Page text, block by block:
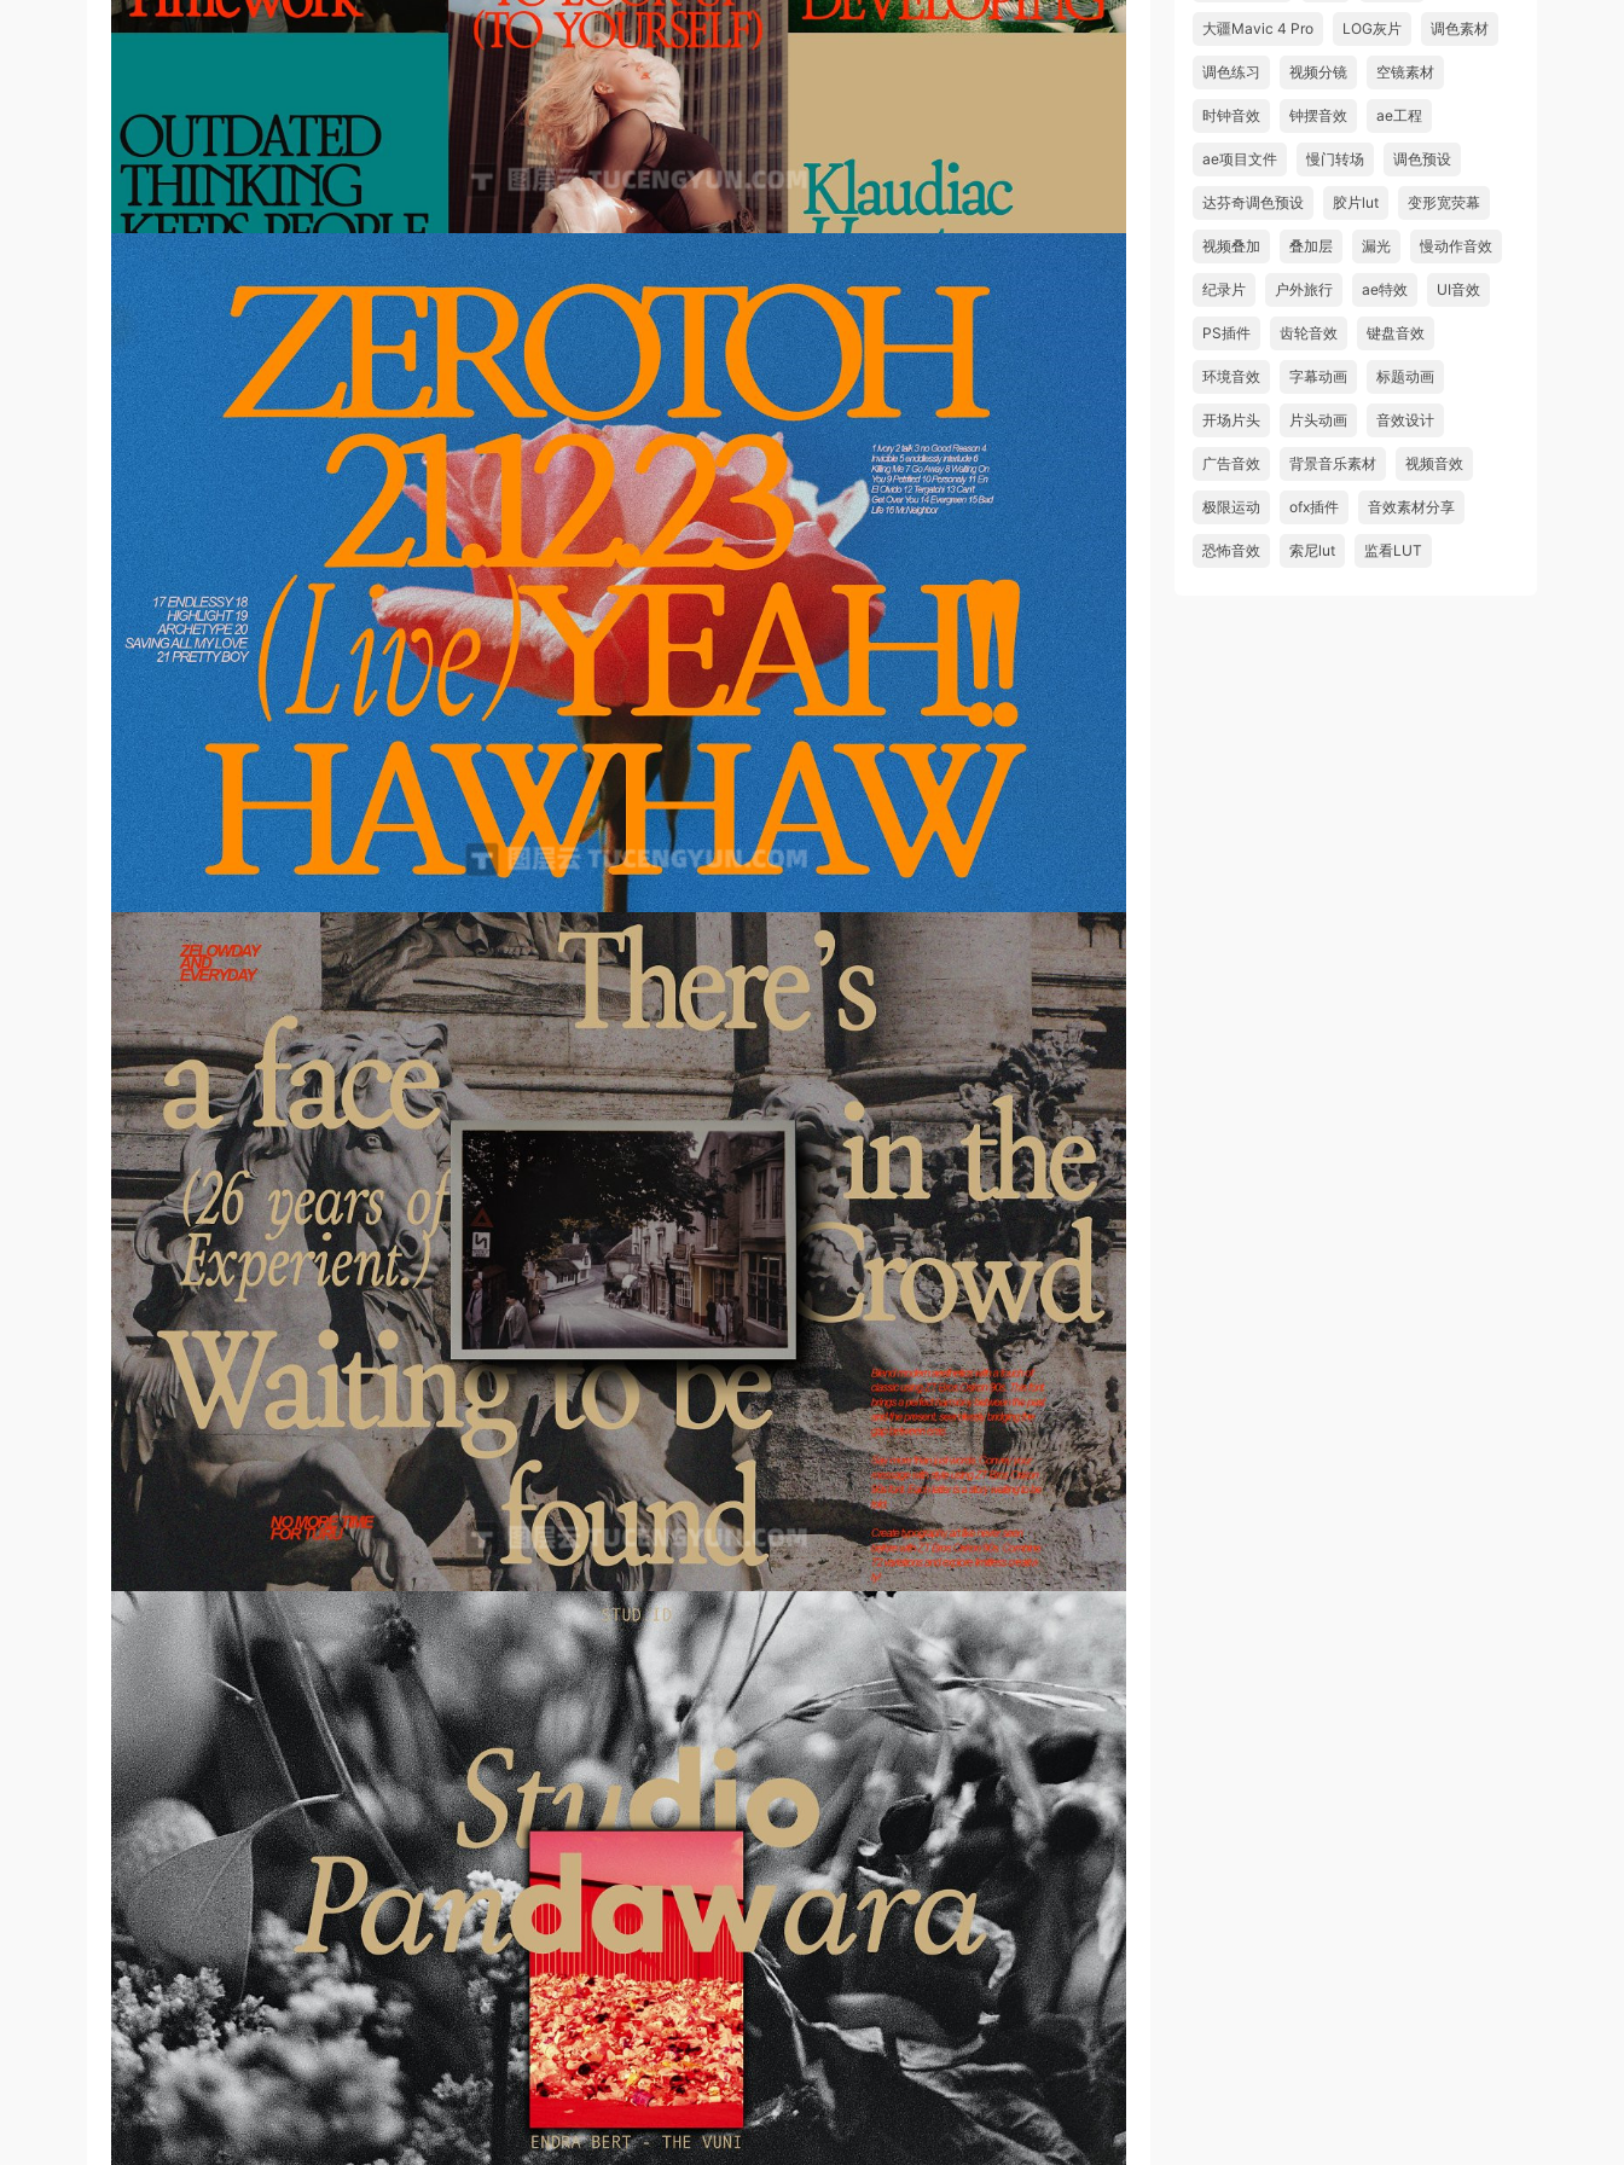
大疆Mavic 4 Pro LOG灰片 调色素材
调色练习 视频分镜 空镜素材
时钟音效 钟摆音效 ae工程
ae项目文件 慢门转场 调色预设
达芬奇调色预设 胶片lut 变形宽荧幕
视频叠加 叠加层 漏光 慢动作音效
纪录片 户外旅行 ae特效 UI音效
PS插件 齿轮音效 键盘音效
环境音效 字幕动画 标题动画
开场片头 片头动画 音效设计
广告音效 背景音乐素材 视频音效
极限运动 ofx插件 音效素材分享
恐怖音效 索尼lut 监看LUT